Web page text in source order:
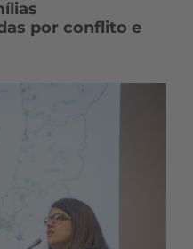
por conflito e